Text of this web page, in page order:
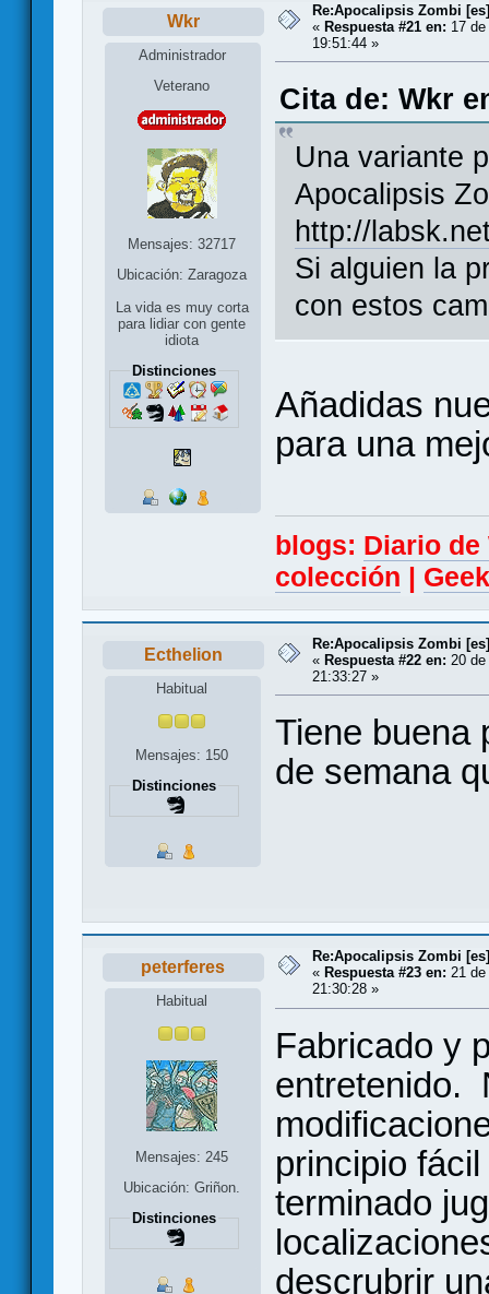
Wkr
Administrador
Veterano
Mensajes: 32717
Ubicación: Zaragoza
La vida es muy corta
para lidiar con gente
idiota
Distinciones
Re:Apocalipsis Zombi [es]
« Respuesta #21 en: 17
19:51:44 »
Cita de: Wkr
Una variante
Apocalipsis
http://
Si alguien la
con estos
Añadidas
para una
blogs: Diario
colección |
Ecthelion
Habitual
Mensajes: 150
Distinciones
Re:Apocalipsis Zombi [es]
« Respuesta #22 en: 20
21:33:27 »
Tiene buena
de semana
peterferes
Habitual
Mensajes: 245
Ubicación: Griñon.
Distinciones
Re:Apocalipsis Zombi [es]
« Respuesta #23 en: 21
21:30:28 »
Fabricado y
entretenido.
principio
terminado
descrubrir